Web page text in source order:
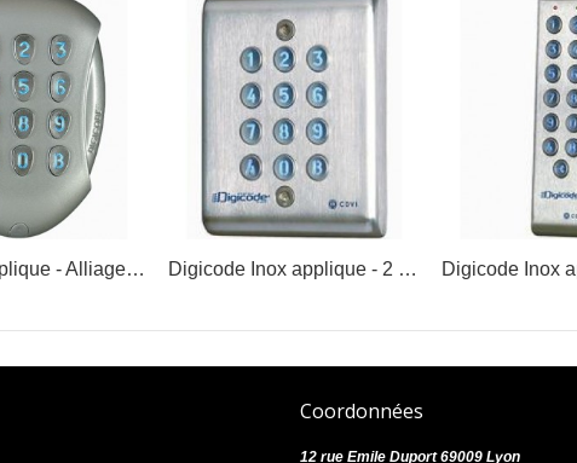
Digicode applique - Alliage d'aluminium Digicode Inox applique - 2 relais
Coordonnées
12 rue Emile Duport 69009 Lyon